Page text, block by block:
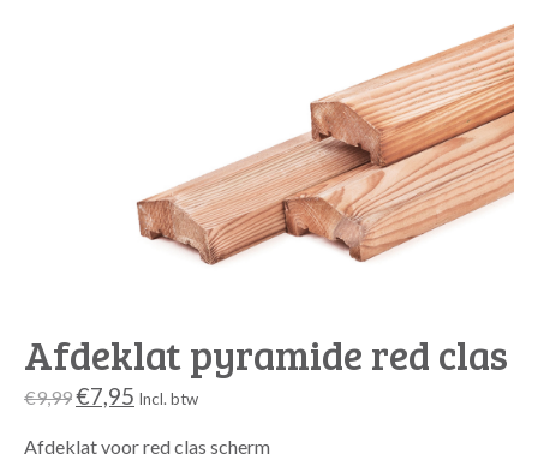
Afdeklat pyramide red clas
€9,99€7,95 Incl. btw
Afdeklat voor red clas scherm